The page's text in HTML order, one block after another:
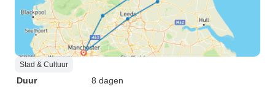
Stad & Cultuur
Duur 8 dagen